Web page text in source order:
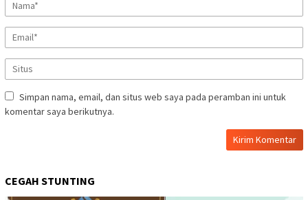
Simpan nama, email, dan situs web saya pada peramban ini untuk
komentar saya berikutnya.
CEGAH STUNTING